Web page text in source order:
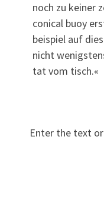
noch zu keiner
conical buoy
beispiel auf
nicht
tat vom tisch.«
Enter the text